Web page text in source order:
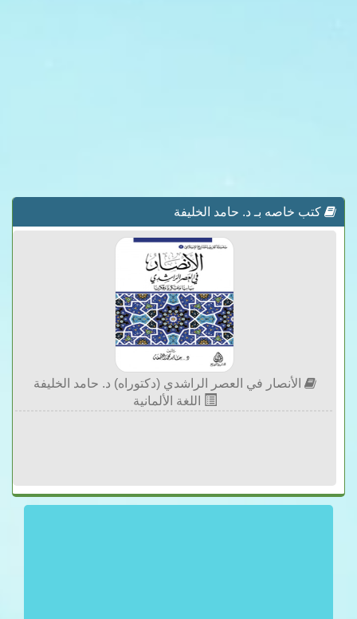
كتب خاصه بـ د. حامد الخليفة
الأنصار في العصر الراشدي (دكتوراه) د. حامد الخليفة
اللغة الألمانية